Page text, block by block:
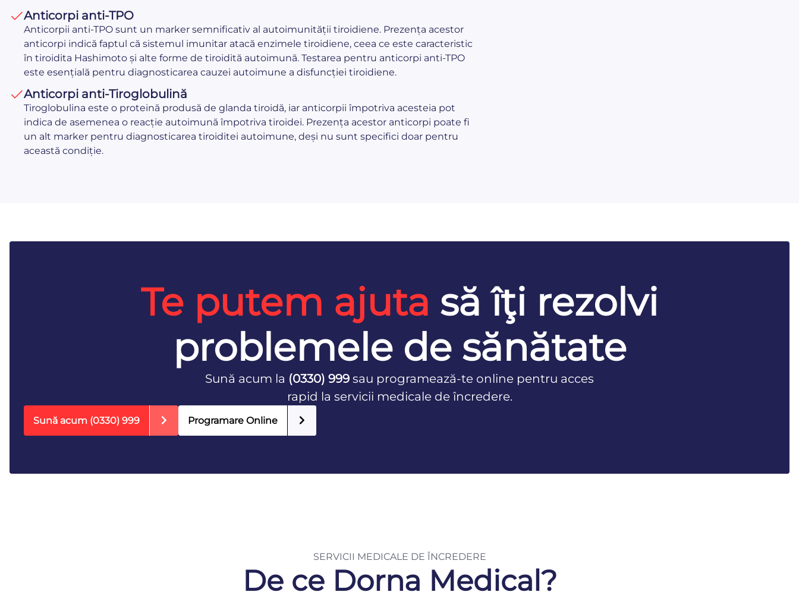
Anticorpi anti-TPO
Anticorpii anti-TPO sunt un marker semnificativ al autoimunității tiroidiene. Prezența acestor
anticorpi indică faptul că sistemul imunitar atacă enzimele tiroidiene, ceea ce este caracteristic
în tiroidita Hashimoto și alte forme de tiroidită autoimună. Testarea pentru anticorpi anti-TPO
este esențială pentru diagnosticarea cauzei autoimune a disfuncției tiroidiene.
Anticorpi anti-Tiroglobulină
Tiroglobulina este o proteină produsă de glanda tiroidă, iar anticorpii împotriva acesteia pot
indica de asemenea o reacție autoimună împotriva tiroidei. Prezența acestor anticorpi poate fi
un alt marker pentru diagnosticarea tiroiditei autoimune, deși nu sunt specifici doar pentru
această condiție.
Te putem ajuta să îţi rezolvi
problemele de sănătate
Sună acum la (0330) 999 sau programează-te online pentru acces
rapid la servicii medicale de încredere.
Sună acum (0330) 999 Programare Online
SERVICII MEDICALE DE ÎNCREDERE
De ce Dorna Medical?